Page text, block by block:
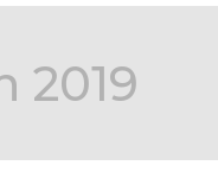
2019